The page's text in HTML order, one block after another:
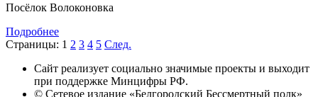
Посёлок Волоконовка
Подробнее
Страницы: 1 2 3 4 5 След.
Сайт реализует социально значимые проекты и выходит
при поддержке Минцифры РФ.
© Сетевое издание «Белгородский Бессмертный полк»